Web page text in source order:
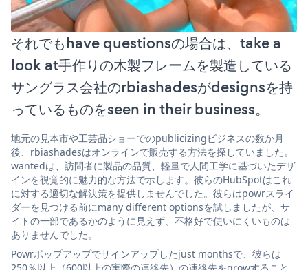
それでもhave questionsの場合は、take a
look at手作りの木製フレームを製造している
サングラス会社のrbiashadesがdesignsを持
っているものをseen in their business。
地元の見本市や工芸品ショーでのpublicizingビジネスの数か月
後、rbiashadesはオンラインで販売する方法を探していました。
wantedは、訪問者に製品の品質、軽量で人間工学に基づいたデザ
インを視覚的に魅力的な方法で示します。彼らのHubSpotはこれ
に対する適切な解決策を提供しませんでした。彼らはpowrスライ
ダーを見つける前にmany different optionsを試しましたが、サ
イトの一部であるかのように見えず、不格好で使いにくいものは
ありませんでした。
Powrポップアップでサインアップしたjust monthsで、彼らは